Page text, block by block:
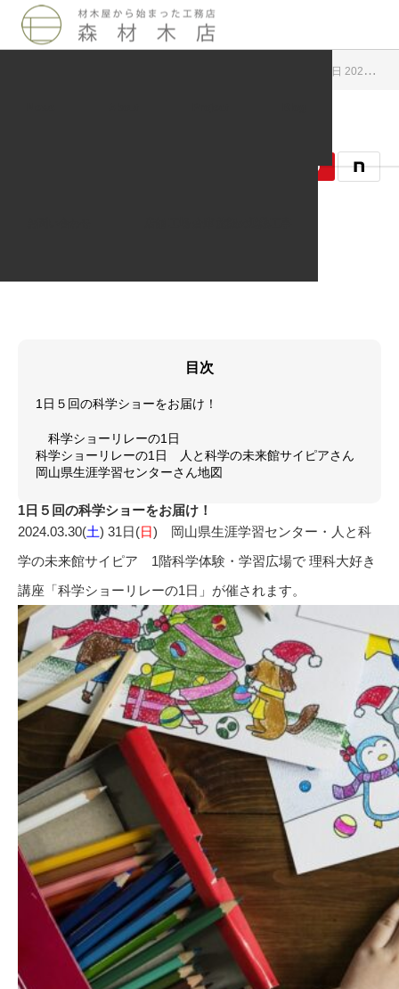
科学ショーリレーの１日 2024.03.30 – 31
目次
1日５回の科学ショーをお届け！
科学ショーリレーの1日
科学ショーリレーの1日 人と科学の未来館サイピアさん
岡山県生涯学習センターさん地図
1日５回の科学ショーをお届け！
2024.03.30(土) 31日(日) 岡山県生涯学習センター・人と科
学の未来館サイピア 1階科学体験・学習広場で 理科大好き
講座「科学ショーリレーの1日」が催されます。